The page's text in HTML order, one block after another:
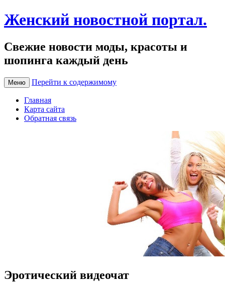
Женский новостной портал.
Свежие новости моды, красоты и
шопинга каждый день
Меню Перейти к содержимому
Главная
Карта сайта
Обратная связь
Эротический видеочат